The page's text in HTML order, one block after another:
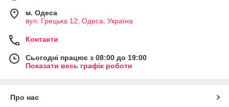
м. Одеса
вул. Грецька 12, Одеса, Україна
Контакти
Сьогодні працює з 08:00 до 19:00
Показати весь графік роботи
Про нас